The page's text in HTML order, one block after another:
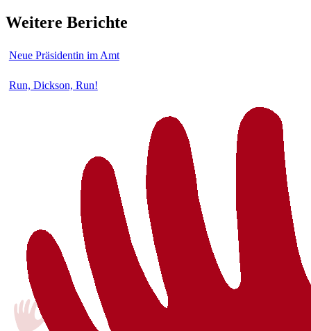
Weitere Berichte
Neue Präsidentin im Amt
Run, Dickson, Run!